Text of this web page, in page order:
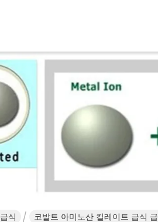
식 코발트 아미노산 킬레이트 급식